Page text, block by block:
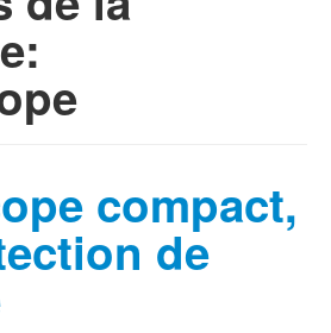
compact,
de